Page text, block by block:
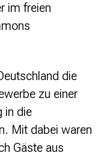
im freien
die
zu einer
in die
Mit dabei waren
Gäste aus